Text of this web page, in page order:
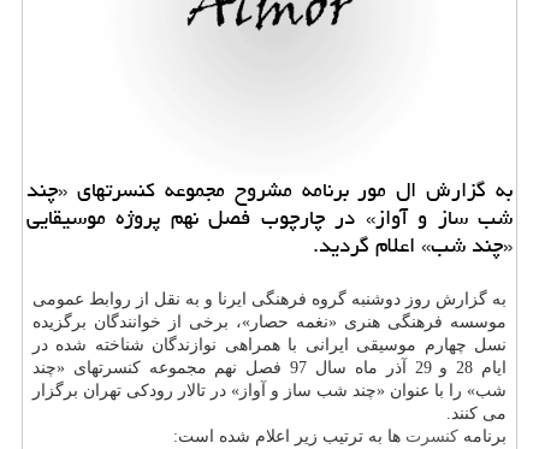
به گزارش ال مور برنامه مشروح مجموعه كنسرتهای «چند
شب ساز و آواز» در چارچوب فصل نهم پروژه موسیقایی
«چند شب» اعلام گردید.
به گزارش روز دوشنبه گروه فرهنگی ایرنا و به نقل از روابط عمومی
موسسه فرهنگی هنری «نغمه حصار»، برخی از خوانندگان برگزیده
نسل چهارم موسیقی ایرانی با همراهی نوازندگان شناخته شده در
ایام 28 و 29 آذر ماه سال 97 فصل نهم مجموعه كنسرتهای «چند
شب» را با عنوان «چند شب ساز و آواز» در تالار رودكی تهران برگزار
می كنند.
برنامه كنسرت ها به ترتیب زیر اعلام شده است: